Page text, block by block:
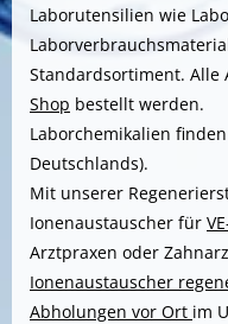
Laborutensilien wie
Standardsortiment. Alle
Shop bestellt werden.
Laborchemikalien finden
Deutschlands).
Mit unserer
Ionenaustauscher für
Arztpraxen oder
Ionenaustauscher
Abholungen vor Ort im